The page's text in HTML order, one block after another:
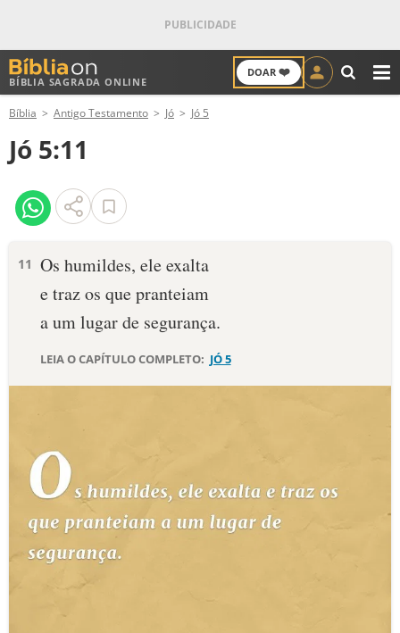
BÍBLIA SAGRADA ONLINE
DOAR ❤️
ANTIGO TESTAMENTO
NOVO TESTAMENTO
VERSÍCULOS
PALAVRA DO DIA
DEVOCIONAL DIÁRIO
ESTUDOS BÍBLICOS
ESBOÇOS DE PREGAÇÃO
TEMAS
PERGUNTE À BÍBLIA
Bíblia Antigo Testamento Jó Jó 5
Jó 5:11
11 Os humildes, ele exalta
e traz os que pranteiam
a um lugar de segurança.
LEIA O CAPÍTULO COMPLETO: JÓ 5